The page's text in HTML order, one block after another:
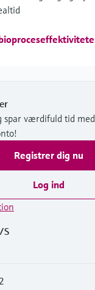
spar værdifuld tid
Registrer dig nu
Log ind
S